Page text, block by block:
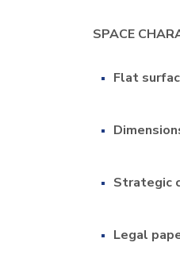
SPACE
Flat
Strategic
Legal